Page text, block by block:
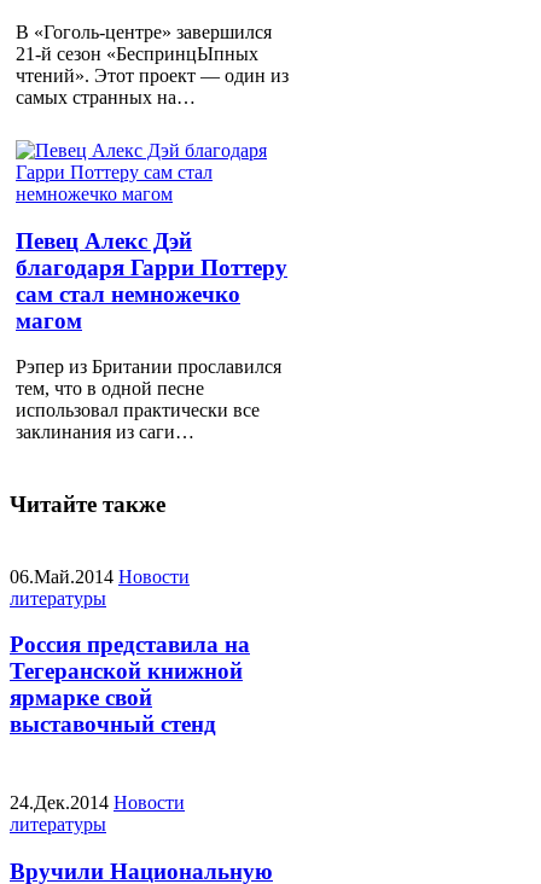
В «Гоголь-центре» завершился
21-й сезон «БеспринцЫпных
чтений». Этот проект — один из
самых странных на…
Певец Алекс Дэй
благодаря Гарри Поттеру
сам стал немножечко
магом
Рэпер из Британии прославился
тем, что в одной песне
использовал практически все
заклинания из саги…
Читайте также
06.Май.2014 Новости
литературы
Россия представила на
Тегеранской книжной
ярмарке свой
выставочный стенд
24.Дек.2014 Новости
литературы
Вручили Национальную